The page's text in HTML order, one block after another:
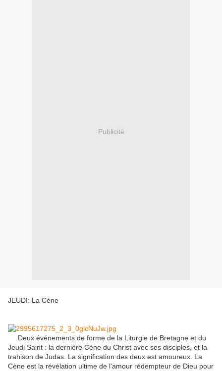
Publicité
JEUDI: La Cène
Deux événements de forme de la Liturgie de Bretagne et du
Jeudi Saint : la dernière Cène du Christ avec ses disciples, et la
trahison de Judas. La signification des deux est amoureux. La
Cène est la révélation ultime de l'amour rédempteur de Dieu pour